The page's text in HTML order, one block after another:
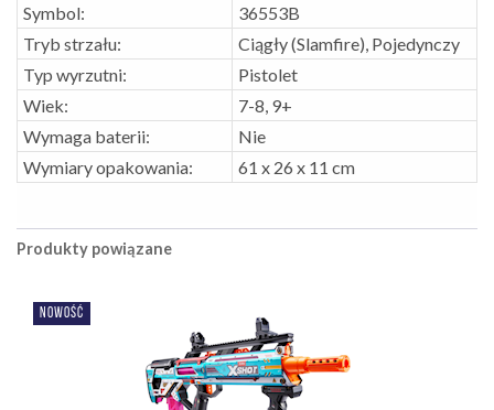
Symbol:
36553B
Tryb strzału:
Ciągły (Slamfire), Pojedynczy
Typ wyrzutni:
Pistolet
Wiek:
7-8, 9+
Wymaga baterii:
Nie
Wymiary opakowania:
61 x 26 x 11 cm
Produkty powiązane
NOWOŚĆ